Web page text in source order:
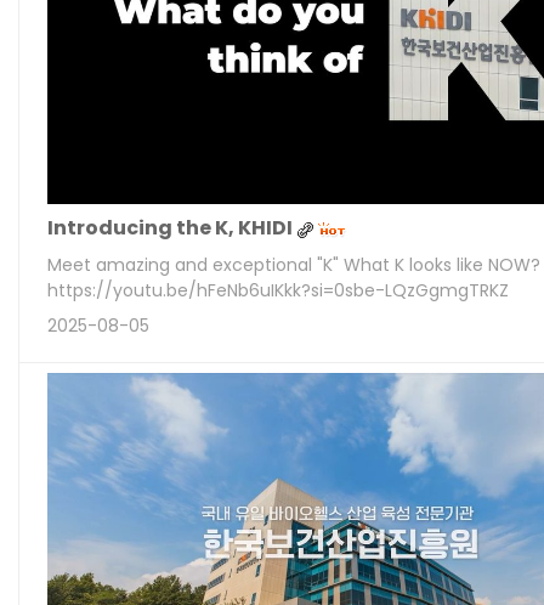
Introducing the K, KHIDI
Meet amazing and exceptional "K" What K looks like NOW?
https://youtu.be/hFeNb6uIKkk?si=0sbe-LQzGgmgTRKZ
2025-08-05